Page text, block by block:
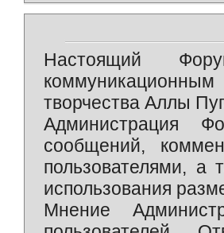
Настоящий
творчества Аллы
Администрация
сообщений,
пользователями, а
использования
Мнение